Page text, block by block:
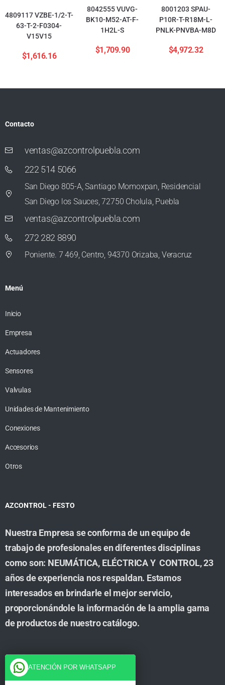
4809117 VZBE-1/2-T-
63-T-2-F0304-
V15V15
$1,616.16
8042555 VUVG-
BK10-M52-AT-F-
1H2L-S
$1,709.90
8001203 SPAU-
P10R-T-R18M-L-
PNLK-PNVBA-M8D
$4,972.32
Contacto
ventas@azcontrolpuebla.com
222 514 5066
San Diego 805-A, Santiago Momoxpan, Residencial
San Diego los Sauces, 72750 Cholula, Puebla
ventas@azcontrolpuebla.com
272 282 8890
Poniente. 7 469, Centro, 94370 Orizaba, Veracruz
Menú
Inicio
Empresa
Actuadores
Sensores
Valvulas
Unidades de Mantenimiento
Conexiones
Accesorios
Otros
AZCONTROL - FESTO
Nuestra Empresa se conforma de un equipo de
trabajo de profesionales en diferentes disciplinas
como son: NEUMÁTICA, ELÉCTRICA Y CONTROL, 23
años de experiencia nos respaldan. Estamos
interesados en brindarle el mejor servicio,
proporcionándole la información de la amplia gama
de productos de nuestro catálogo.
CuentaATENCIÓN POR WHATSAPP